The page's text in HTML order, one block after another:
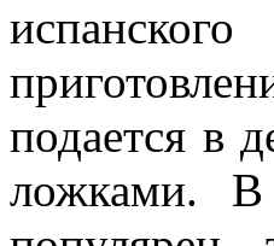
подается в
ложками. В